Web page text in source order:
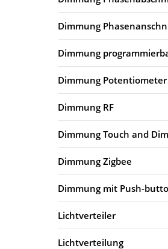
Dimmung
Dimmung
Dimmung
Dimmung RF
Dimmung Touch and Dim
Dimmung Zigbee
Dimmung mit Push-
Lichtverteiler
Lichtverteilung